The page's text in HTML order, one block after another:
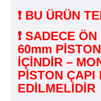
❗ BU ÜRÜN
❗ SADECE
60mm
İÇİNDİR –
PİSTON ÇAPI
EDİLMELİDİR